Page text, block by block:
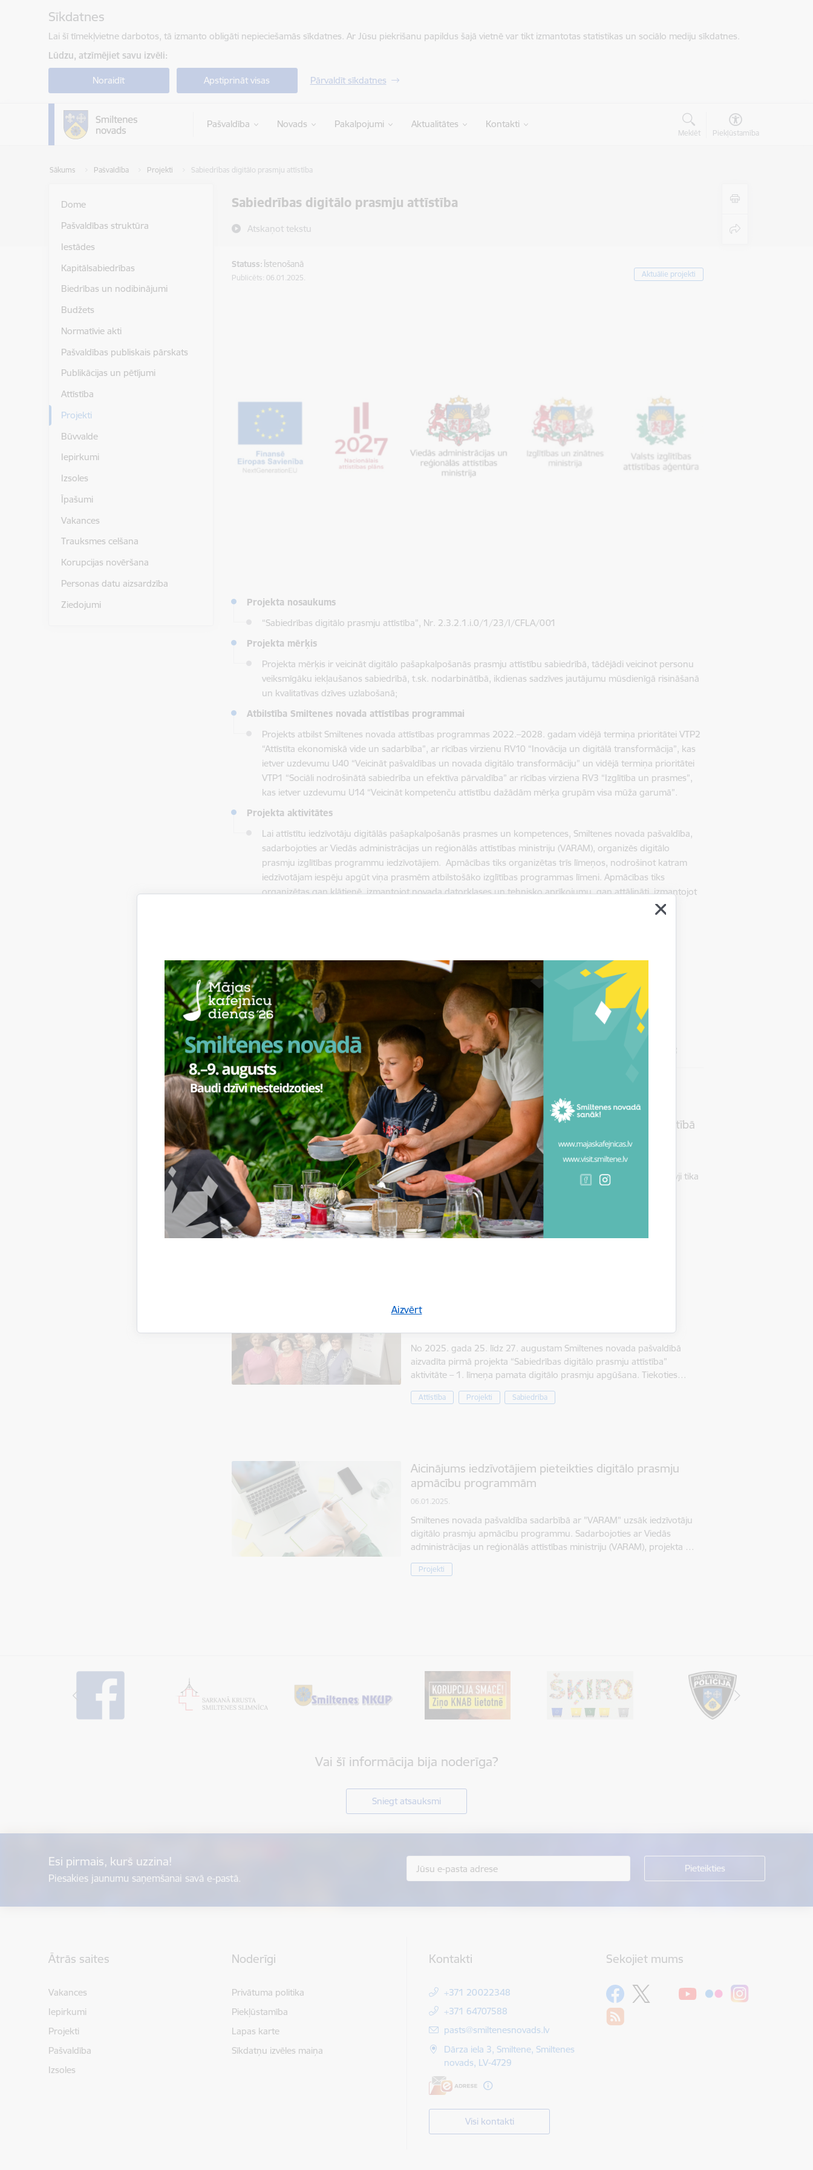
Sīkdatnes
Lai šī tīmekļvietne darbotos, tā izmanto obligāti nepieciešamās sīkdatnes. Ar Jūsu piekrišanu papildus šajā vietnē var tikt izmantotas statistikas un sociālo mediju sīkdatnes.
Lūdzu, atzīmējiet savu izvēli:
Noraidīt Apstiprināt visas Pārvaldīt sīkdatnes
Pašvaldība Novads Pakalpojumi Aktualitātes Kontakti
Meklēt Piekļūstamība
Sākums Pašvaldība Projekti Sabiedrības digitālo prasmju attīstība
Sabiedrības digitālo prasmju attīstība
Atskaņot tekstu
Aizvērt
Dome
Pašvaldības struktūra
Iestādes
Kapitālsabiedrības
Biedrības un nodibinājumi
Budžets
Normatīvie akti
Pašvaldības publiskais pārskats
Publikācijas un pētījumi
Attīstība
Projekti
Būvvalde
Iepirkumi
Izsoles
Īpašumi
Vakances
Trauksmes celšana
Korupcijas novēršana
Personas datu aizsardzība
Ziedojumi
Statuss:Īstenošanā
Publicēts: 06.01.2025. Aktuālie projekti
Projekta nosaukums
“Sabiedrības digitālo prasmju attīstība”, Nr. 2.3.2.1.i.0/1/23/I/CFLA/001
Projekta mērķis
Projekta mērķis ir veicināt digitālo pašapkalpošanās prasmju attīstību sabiedrībā, tādējādi veicinot personu
veiksmīgāku iekļaušanos sabiedrībā, t.sk. nodarbinātībā, ikdienas sadzīves jautājumu mūsdienīgā risināšanā
un kvalitatīvas dzīves uzlabošanā;
Atbilstība Smiltenes novada attīstības programmai
Projekts atbilst Smiltenes novada attīstības programmas 2022.–2028. gadam vidējā termiņa prioritātei VTP2
“Attīstīta ekonomiskā vide un sadarbība”, ar rīcības virzienu RV10 “Inovācija un digitālā transformācija”, kas
ietver uzdevumu U40 “Veicināt pašvaldības un novada digitālo transformāciju” un vidējā termiņa prioritātei
VTP1 “Sociāli nodrošinātā sabiedrība un efektīva pārvaldība” ar rīcības virziena RV3 “Izglītība un prasmes”,
kas ietver uzdevumu U14 “Veicināt kompetenču attīstību dažādām mērķa grupām visa mūža garumā”.
Projekta aktivitātes
Lai attīstītu iedzīvotāju digitālās pašapkalpošanās prasmes un kompetences, Smiltenes novada pašvaldība,
sadarbojoties ar Viedās administrācijas un reģionālās attīstības ministriju (VARAM), organizēs digitālo
prasmju izglītības programmu iedzīvotājiem. Apmācības tiks organizētas trīs līmeņos, nodrošinot katram
iedzīvotājam iespēju apgūt viņa prasmēm atbilstošāko izglītības programmas līmeni. Apmācības tiks
organizētas gan klātienē, izmantojot novada datorklases un tehnisko aprīkojumu, gan attālināti, izmantojot
Projekta finansējums
​​​​​​​Projekta kopējās plānotās attiecināmās izmaksas – ​​​​​​​9 380 564.24 EUR
Eiropas Savienības Atveseļošanās fonda finansējums – 9 042 000.00 EUR
Valsts budžeta finansējums (pievienotās vērtības nodokļa izmaksām) – 338 564.24 EUR
Smiltenes novada pašvaldībai projekta ietvaros maksimāli pieejamais finanšu atbalsts – 24 829.20 EUR
Smiltenes novada ieguldījums digitālo prasmju attīstībā
saņem VARAM pateicību
25.05.2026.
2026. gada 21. maijā, Rīgā, Smiltenes novada pašvaldības pārstāvji tika
godināti ar pateicības rakstu par dalību un būtisku ieguldījumu
Atveseļošanās fonda projekta “Sabiedrības digitālo prasmju…
Attīstība Izglītība Sabiedrība
attīstība” pirmā aktivitāte
No 2025. gada 25. līdz 27. augustam Smiltenes novada pašvaldībā
aizvadīta pirmā projekta “Sabiedrības digitālo prasmju attīstība”
aktivitāte – 1. līmeņa pamata digitālo prasmju apgūšana. Tiekoties…
Attīstība Projekti Sabiedrība
Aicinājums iedzīvotājiem pieteikties digitālo prasmju
apmācību programmām
06.01.2025.
Smiltenes novada pašvaldība sadarbībā ar "VARAM" uzsāk iedzīvotāju
digitālo prasmju apmācību programmu. Sadarbojoties ar Viedās
administrācijas un reģionālās attīstības ministriju (VARAM), projekta …
Projekti
Vai šī informācija bija noderīga?
Sniegt atsauksmi
Esi pirmais, kurš uzzina!
Piesakies jaunumu saņemšanai savā e-pastā.
Ātrās saites
Vakances
Iepirkumi
Projekti
Pašvaldība
Izsoles
Noderīgi
Privātuma politika
Piekļūstamība
Lapas karte
Sīkdatņu izvēles maiņa
Kontakti
+371 20022348
+371 64707588
E-pasts:
pasts@smiltenesnovads.lv
Dārza iela 3, Smiltene, Smiltenes
novads, LV-4729
Visi kontakti
Sekojiet mums